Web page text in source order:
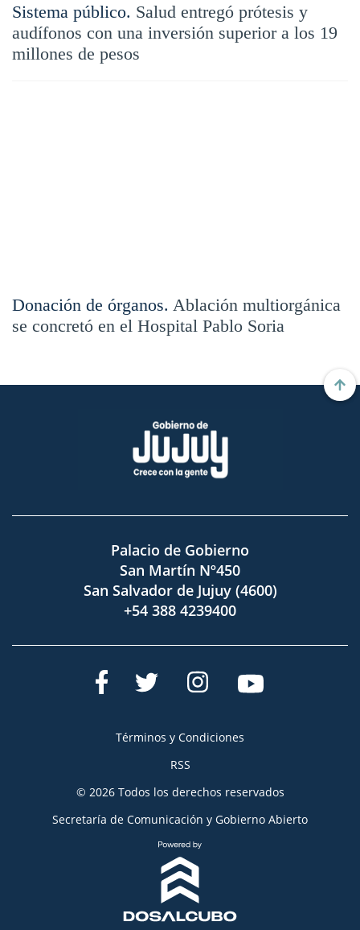
Sistema público. Salud entregó prótesis y
audífonos con una inversión superior a los 19
millones de pesos
Donación de órganos. Ablación multiorgánica
se concretó en el Hospital Pablo Soria
Palacio de Gobierno
San Martín Nº450
San Salvador de Jujuy (4600)
+54 388 4239400
Términos y Condiciones
RSS
© 2026 Todos los derechos reservados
Secretaría de Comunicación y Gobierno Abierto